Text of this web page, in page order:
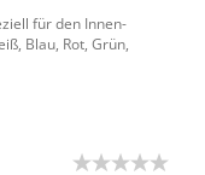
für den In­nen­
Blau, Rot, Grün,